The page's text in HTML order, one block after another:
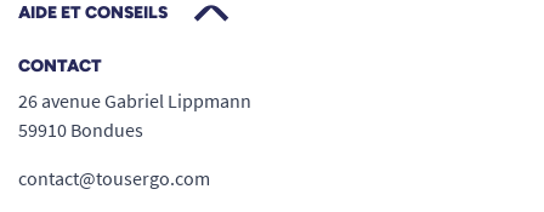
AIDE ET CONSEILS
CONTACT
26 avenue Gabriel Lippmann
59910 Bondues
contact@tousergo.com